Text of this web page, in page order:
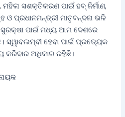
ମହିଳା ସଶକ୍ତିକରଣ ପାଇଁ ହବ୍ ନିର୍ମାଣ,
ଓ ପ୍ରଧାନମନ୍ତ୍ରୀ ମାତୃବନ୍ଦନା ଭଳି
ସୁରକ୍ଷା ପାଇଁ ମଧ୍ୟ ଆମ ଦେଶରେ
ହେବା ପାଇଁ ପ୍ରତ୍ୟେକ
କରିବାର ଅଧିକାର ରହିଛି।